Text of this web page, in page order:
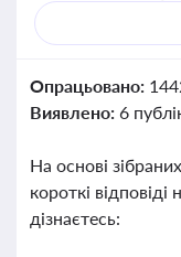
Опрацьовано:
Виявлено: 6
На основі
короткі
дізнаєтесь: